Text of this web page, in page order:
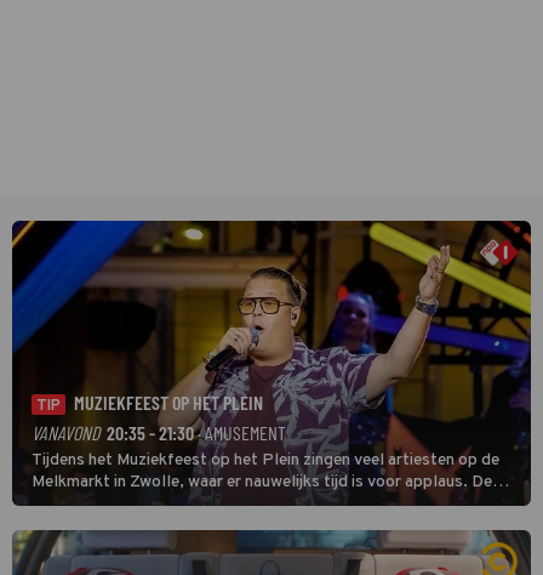
TIP
MUZIEKFEEST OP HET PLEIN
VANAVOND 20:35 - 21:30· AMUSEMENT
Tijdens het Muziekfeest op het Plein zingen veel artiesten op de
Melkmarkt in Zwolle, waar er nauwelijks tijd is voor applaus. De
grootste namen zijn André Hazes, Jannes, René Froger en
natuurlijk Rutger van Barneveld met zijn hit Zwoele Zomernachten.